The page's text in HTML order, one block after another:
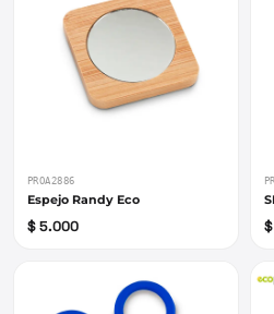
PROA2886
Espejo Randy Eco
$ 5.000